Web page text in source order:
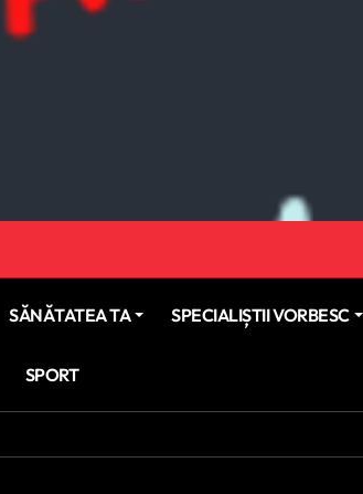
SĂNĂTATEA TA SPECIALIȘTII VORBESC
SPORT